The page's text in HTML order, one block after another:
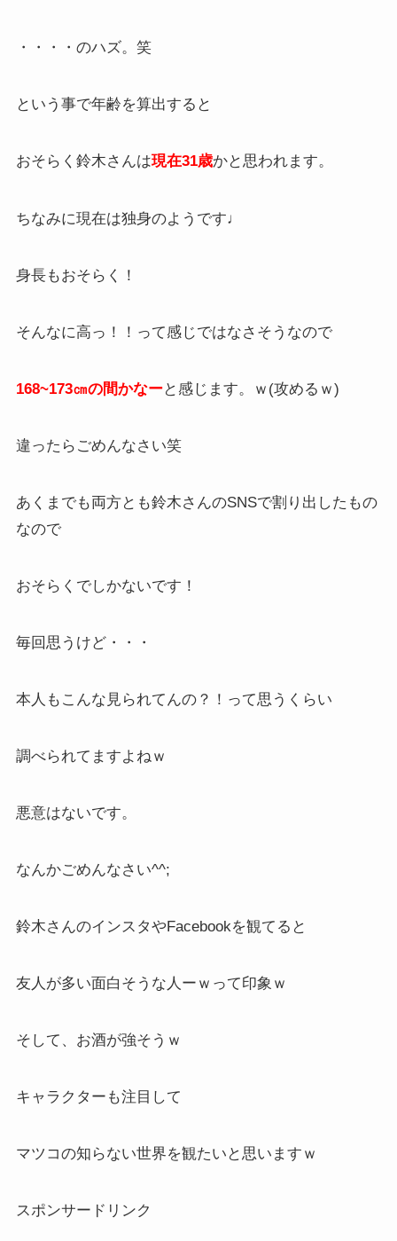
・・・・のハズ。笑
という事で年齢を算出すると
おそらく鈴木さんは現在31歳かと思われます。
ちなみに現在は独身のようです♩
身長もおそらく！
そんなに高っ！！って感じではなさそうなので
168~173㎝の間かなーと感じます。ｗ(攻めるｗ)
違ったらごめんなさい笑
あくまでも両方とも鈴木さんのSNSで割り出したもの
なので
おそらくでしかないです！
毎回思うけど・・・
本人もこんな見られてんの？！って思うくらい
調べられてますよねｗ
悪意はないです。
なんかごめんなさい^^;
鈴木さんのインスタやFacebookを観てると
友人が多い面白そうな人ーｗって印象ｗ
そして、お酒が強そうｗ
キャラクターも注目して
マツコの知らない世界を観たいと思いますｗ
スポンサードリンク